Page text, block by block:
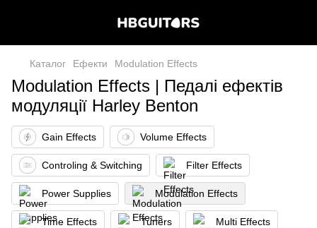
Каталог Ефекти Modulation Effects
Modulation Effects | Педалі ефектів
модуляції Harley Benton
Gain Effects Volume Effects
Controling & Switching Filter Effects
Power Supplies Modulation Effects
Time Effects Tuners Multi Effects